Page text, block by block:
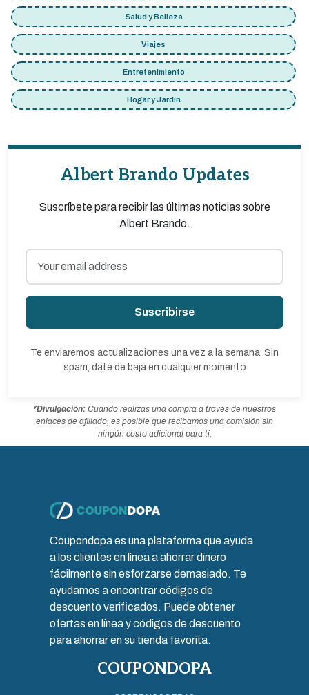
Salud y Belleza
Viajes
Entretenimiento
Hogar y Jardín
Albert Brando Updates
Suscríbete para recibir las últimas noticias sobre
Albert Brando.
Suscribirse
Te enviaremos actualizaciones una vez a la semana. Sin
spam, date de baja en cualquier momento
*Divulgación: Cuando realizas una compra a través de nuestros
enlaces de afiliado, es posible que recibamos una comisión sin
ningún costo adicional para ti.
Coupondopa es una plataforma que ayuda
a los clientes en línea a ahorrar dinero
fácilmente sin esforzarse demasiado. Te
ayudamos a encontrar códigos de
descuento verificados. Puede obtener
ofertas en línea y códigos de descuento
para ahorrar en su tienda favorita.
COUPONDOPA